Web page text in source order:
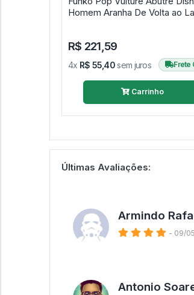
Homem Aranha De Volta ao
R$ 221,59
4x R$ 55,40sem juros Frete
Carrinho
Últimas Avaliações:
Armindo
- 09/
Antonio